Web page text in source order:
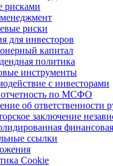
рисками
риски
для инвесторов
капитал
политика
инструменты
с инвеcторами
по МСФО
об ответственности
заключение
ссылки
Cookie